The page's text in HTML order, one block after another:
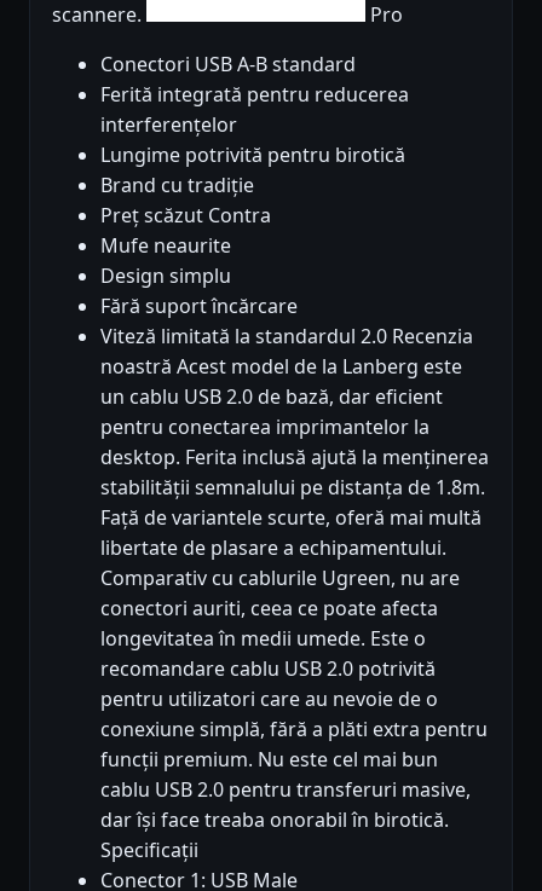
scannere.
Pro
Conectori USB A-B standard
Ferită integrată pentru reducerea
interferențelor
Lungime potrivită pentru birotică
Brand cu tradiție
Preț scăzut Contra
Mufe neaurite
Design simplu
Fără suport încărcare
Viteză limitată la standardul 2.0 Recenzia
noastră Acest model de la Lanberg este
un cablu USB 2.0 de bază, dar eficient
pentru conectarea imprimantelor la
desktop. Ferita inclusă ajută la menținerea
stabilității semnalului pe distanța de 1.8m.
Față de variantele scurte, oferă mai multă
libertate de plasare a echipamentului.
Comparativ cu cablurile Ugreen, nu are
conectori auriti, ceea ce poate afecta
longevitatea în medii umede. Este o
recomandare cablu USB 2.0 potrivită
pentru utilizatori care au nevoie de o
conexiune simplă, fără a plăti extra pentru
funcții premium. Nu este cel mai bun
cablu USB 2.0 pentru transferuri masive,
dar își face treaba onorabil în birotică.
Specificații
Conector 1: USB Male